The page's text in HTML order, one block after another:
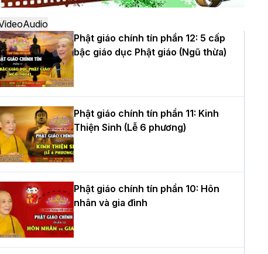
thứ XIV tại chùa Bằng
yêu thương trong ngày tu tập thứ
của Khóa sinh hoạt Phật pháp mùa
tại chùa Bằng
Thọ Lạc được suy cử làm tân
BTS GHPGVN tỉnh Nghệ An
Hòa thượng Thích Quảng Tùng tái đắc
Trưởng BTS GHPGVN thành phố Hải
nhiệm kỳ 2026 – 2031
Audio
Phật giáo chính tín phần 12: 5 cấp
bậc giáo dục Phật giáo (Ngũ thừa)
Phật giáo chính tín phần 11: Kinh
Thiện Sinh (Lễ 6 phương)
Phật giáo chính tín phần 10: Hôn
nhân và gia đình